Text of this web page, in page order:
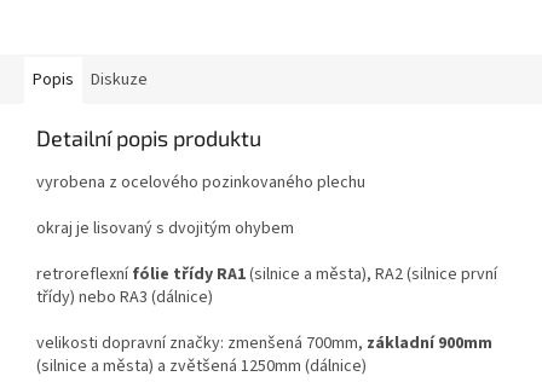
Popis Diskuze
Detailní popis produktu
vyrobena z ocelového pozinkovaného plechu
okraj je lisovaný s dvojitým ohybem
retroreflexnífólie třídy RA1(silnice a města), RA2 (silnice první
třídy) nebo RA3 (dálnice)
velikosti dopravní značky: zmenšená 700mm, základní 900mm
(silnice a města) a zvětšená 1250mm (dálnice)